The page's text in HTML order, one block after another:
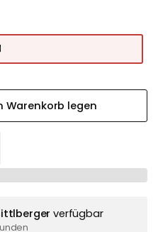
Warenkorb legen
verfügbar